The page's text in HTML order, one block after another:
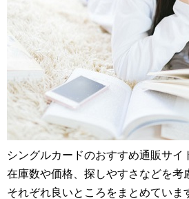
シングルカードのおすすめ通販サイ
在庫数や価格、探しやすさなどを考
それぞれ良いところをまとめていま